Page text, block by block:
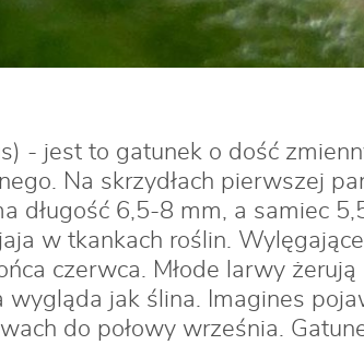
- jest to gatunek o dość
Na skrzydłach pierwszej
długość 6,5-8 mm, a samiec
w tkankach roślin.
czerwca. Młode larwy żerują
jak ślina. Imagines
do połowy września.